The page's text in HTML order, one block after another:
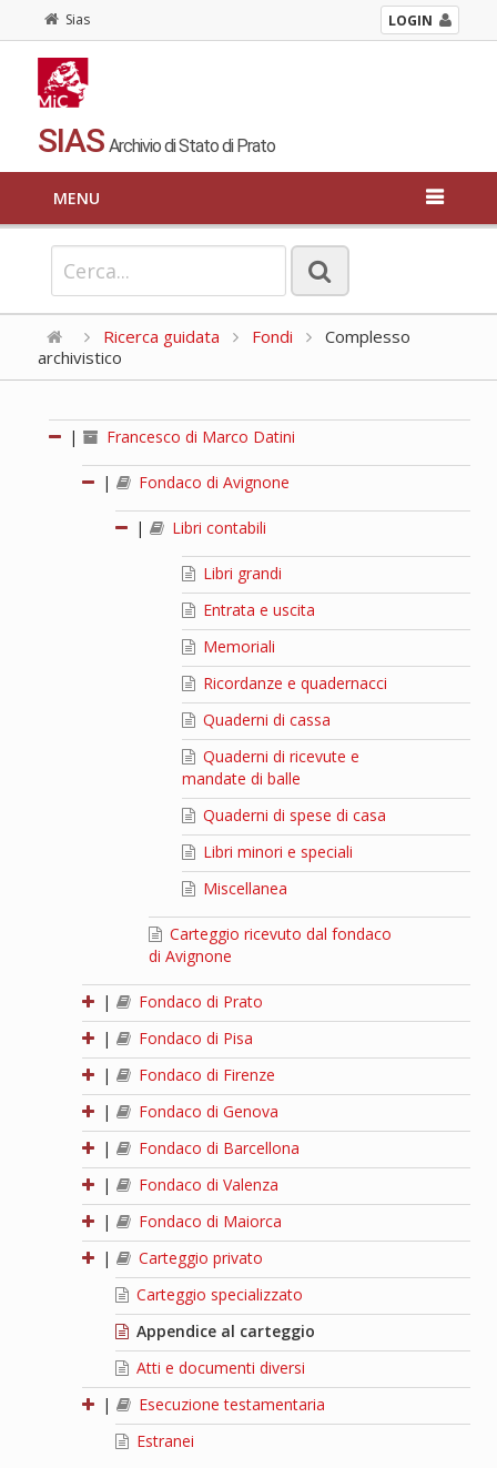
Sias LOGIN
SIAS Archivio di Stato di Prato
MENU
Ricerca guidata Fondi
Complesso
archivistico
| Francesco di Marco Datini
| Fondaco di Avignone
| Libri contabili
Libri grandi
Entrata e uscita
Memoriali
Ricordanze e quadernacci
Quaderni di cassa
Quaderni di ricevute e
mandate di balle
Quaderni di spese di casa
Libri minori e speciali
Miscellanea
Carteggio ricevuto dal fondaco
di Avignone
|
Fondaco di Prato
|
Fondaco di Pisa
|
Fondaco di Firenze
|
Fondaco di Genova
|
Fondaco di Barcellona
|
Fondaco di Valenza
|
Fondaco di Maiorca
|
Carteggio privato
Carteggio specializzato
Appendice al carteggio
Atti e documenti diversi
|
Esecuzione testamentaria
Estranei